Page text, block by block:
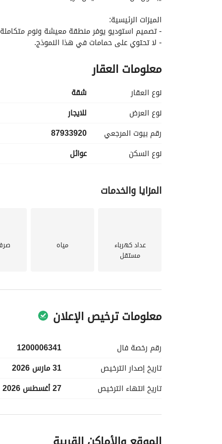
الميزات الرئيسية:
- تصميم استوديو يوفر منطقة معيشة ونوم
- لا تحتوي على حمامات في هذا النموذج.
- غير مفروشة، مما يتيح لك تخصيص المساحة الخاصة
المرافق:
- إمدادات الكهرباء لتلبية الاحتياجات دون انقطاع.
- إمدادات المياه لضمان الوصول إلى الموارد
- نظام صرف صحي قائم.
المتاجر المحلية والمطاعم والمناطق الترفيهية
العيش في حي هادئ.
معلومات العقار
نوع العقار
شقة
نوع العرض
للايجار
رقم بيوت المرجعي
87933920
نوع السكن
عوائل
المزايا والخدمات
عداد كهرباء
مستقل
مياه
معلومات ترخيص الإعلان
رقم رخصة فال
1200006341
تاريخ إصدار الترخيص
31 مارس 2026
تاريخ انتهاء الترخيص 27 أغسطس 2026
معلومات مسؤول الإعلان